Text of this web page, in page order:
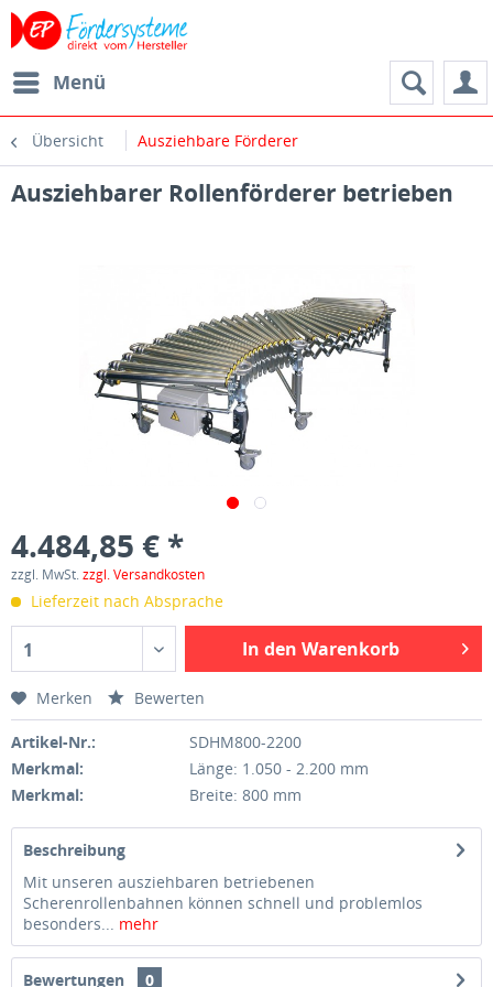
Menü
Übersicht Ausziehbare Förderer
Ausziehbarer Rollenförderer betrieben
4.484,85 € *
zzgl. MwSt.zzgl. Versandkosten
Lieferzeit nach Absprache
1 In den Warenkorb
Merken Bewerten
Artikel-Nr.:
SDHM800-2200
Merkmal:
Länge: 1.050 - 2.200 mm
Merkmal:
Breite: 800 mm
Beschreibung
Mit unseren ausziehbaren betriebenen
Scherenrollenbahnen können schnell und problemlos
besonders... mehr
Bewertungen
0